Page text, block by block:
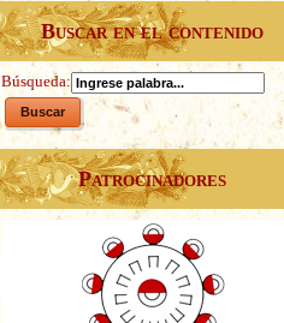
Buscar en el contenido
Búsqueda:
Patrocinadores